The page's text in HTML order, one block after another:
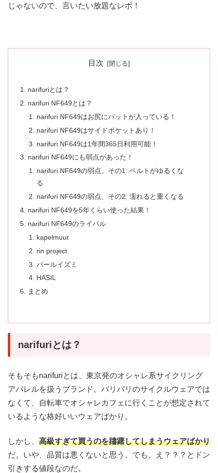
じゃないので、言いたい放題なレポ！
目次
narifuriとは？
narifuri NF649とは？
narifuri NF649はお尻にパットが入っている！
narifuri NF649はサイドポケットあり！
narifuri NF649は1年間365日利用可能！
narifuri NF649にも弱点があった！
narifuri NF649の弱点、その1: ベルトがゆるくな
る
narifuri NF649の弱点、その2: 濡れると重くなる
narifuri NF649を5年くらい使った結果！
narifuri NF649のライバル
kapelmuur
rin project
パールイズミ
HASIL
まとめ
narifuriとは？
そもそもnarifuriとは、東京発のオシャレ系サイクリング
アパレルを扱うブランド。バリバリのサイクルウェアでは
なくて、自転車でオシャレカフェに行くことが想定されて
いるような格好いいウェアばかり。
しかし、 高級すぎて買うのを躊躇してしまうウェアばかり
だ。いや、品質は悪くないと思う。でも、え？？？とドン
引きする値段なのだ。